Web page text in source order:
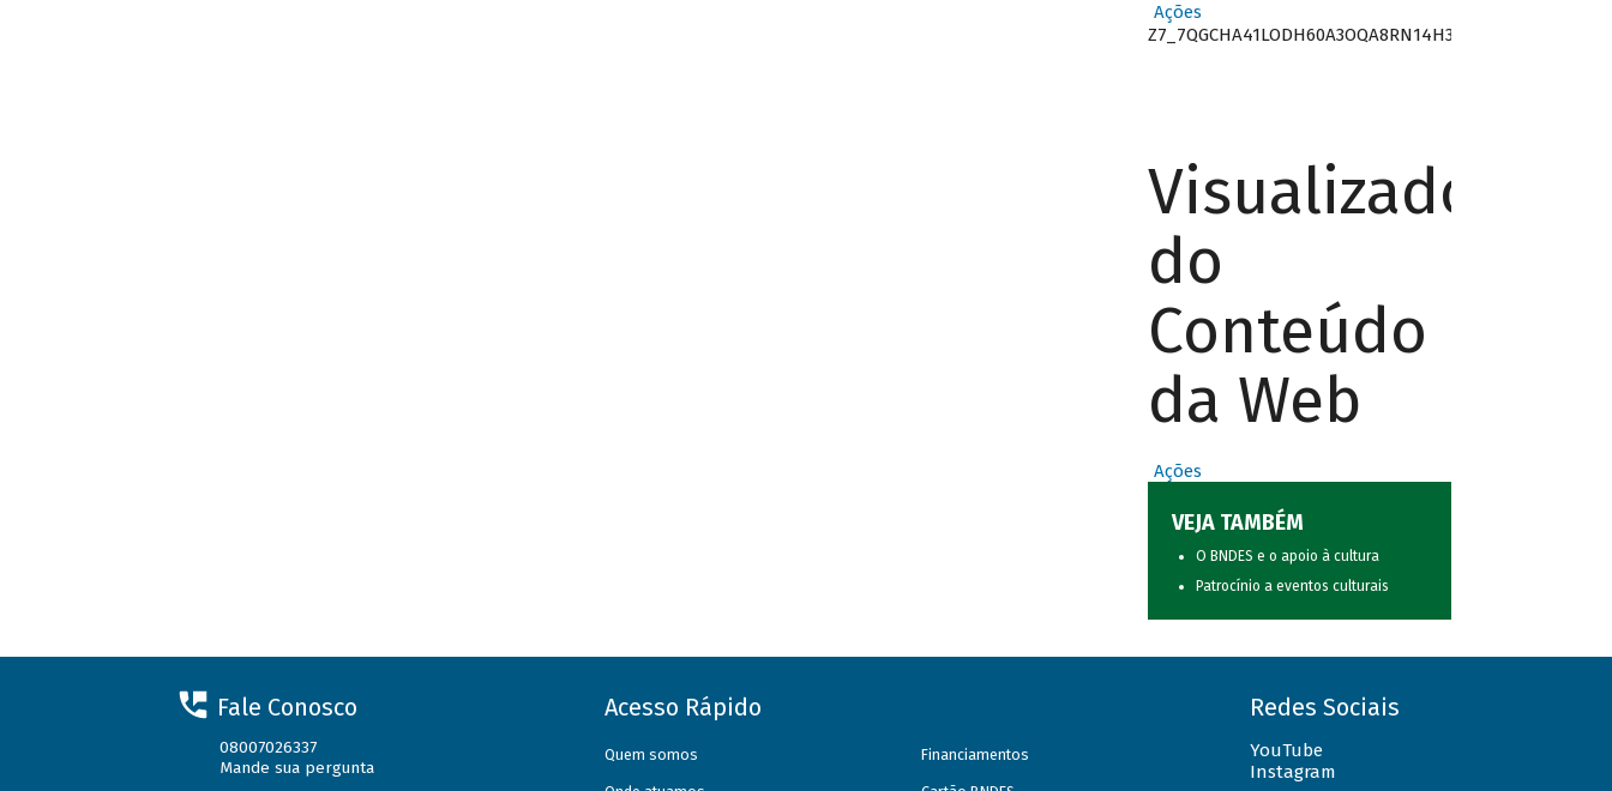
Ações
Z7_7QGCHA41LODH60A3OQA8RN14H3
Visualizador
do
Conteúdo
da Web
Ações
VEJA TAMBÉM
O BNDES e o apoio à cultura
Patrocínio a eventos culturais
Fale Conosco
08007026337
Mande sua pergunta
Acesso Rápido
Quem somos Financiamentos
Redes Sociais
YouTube
Instagram